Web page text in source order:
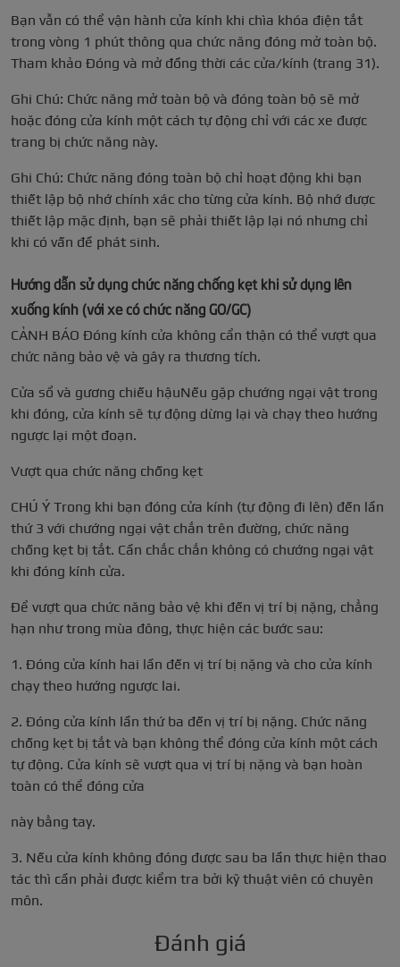
Bạn vẫn có thể vận hành cửa kính khi chìa khóa điện tắt
trong vòng 1 phút thông qua chức năng đóng mở toàn bộ.
Tham khảo Đóng và mở đồng thời các cửa/kính (trang 31).
Ghi Chú: Chức năng mở toàn bộ và đóng toàn bộ sẽ mở
hoặc đóng cửa kính một cách tự động chỉ với các xe được
trang bị chức năng này.
Ghi Chú: Chức năng đóng toàn bộ chỉ hoạt động khi bạn
thiết lập bộ nhớ chính xác cho từng cửa kính. Bộ nhớ được
thiết lập mặc định, bạn sẽ phải thiết lập lại nó nhưng chỉ
khi có vấn đề phát sinh.
Hướng dẫn sử dụng chức năng chống kẹt khi sử dụng lên
xuống kính (với xe có chức năng GO/GC)
CẢNH BÁO Đóng kính cửa không cẩn thận có thể vượt qua
chức năng bảo vệ và gây ra thương tích.
Cửa sổ và gương chiếu hậuNếu gặp chướng ngại vật trong
khi đóng, cửa kính sẽ tự động dừng lại và chạy theo hướng
ngược lại một đoạn.
Vượt qua chức năng chống kẹt
CHÚ Ý Trong khi bạn đóng cửa kính (tự động đi lên) đến lần
thứ 3 với chướng ngại vật chắn trên đường, chức năng
chống kẹt bị tắt. Cần chắc chắn không có chướng ngại vật
khi đóng kính cửa.
Để vượt qua chức năng bảo vệ khi đến vị trí bị nặng, chẳng
hạn như trong mùa đông, thực hiện các bước sau:
1. Đóng cửa kính hai lần đến vị trí bị nặng và cho cửa kính
chạy theo hướng ngược lai.
2. Đóng cửa kính lần thứ ba đến vị trí bị nặng. Chức năng
chống kẹt bị tắt và bạn không thể đóng cửa kính một cách
tự động. Cửa kính sẽ vượt qua vị trí bị nặng và bạn hoàn
toàn có thể đóng cửa
này bằng tay.
3. Nếu cửa kính không đóng được sau ba lần thực hiện thao
tác thì cần phải được kiểm tra bởi kỹ thuật viên có chuyên
môn.
Đánh giá